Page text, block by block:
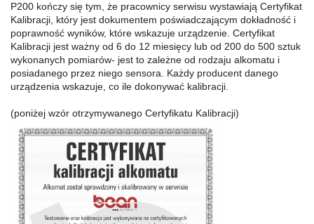
P200 kończy się tym, że pracownicy serwisu wystawiają Certyfikat
Kalibracji, który jest dokumentem poświadczającym dokładność i
poprawność wyników, które wskazuje urządzenie. Certyfikat
Kalibracji jest ważny od 6 do 12 miesięcy lub od 200 do 500 sztuk
wykonanych pomiarów- jest to zależne od rodzaju alkomatu i
posiadanego przez niego sensora. Każdy producent danego
urządzenia wskazuje, co ile dokonywać kalibracji.
(poniżej wzór otrzymywanego Certyfikatu Kalibracji)